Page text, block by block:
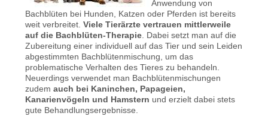
Anwendung von
Bachblüten bei Hunden, Katzen oder Pferden ist bereits
weit verbreitet.Viele Tierärzte vertrauen mittlerweile
auf die Bachblüten-Therapie. Dabei setzt man auf die
Zubereitung einer individuell auf das Tier und sein Leiden
abgestimmten Bachblütenmischung, um das
problematische Verhalten des Tieres zu behandeln.
Neuerdings verwendet man Bachblütenmischungen
zudemauch bei Kaninchen, Papageien,
Kanarienvögeln und Hamstern und erzielt dabei stets
gute Behandlungsergebnisse.